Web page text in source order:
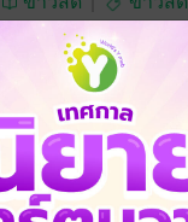
ซื้อ 10 บาท
No Rating